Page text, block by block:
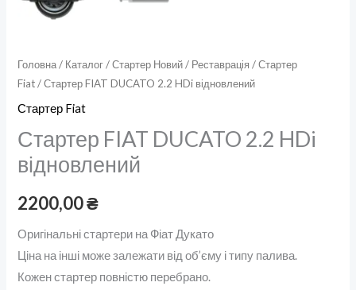
Головна/ Каталог/Стартер Новий / Реставрація /Стартер
Fiat/ Стартер FIAT DUCATO 2.2 HDi відновлений
Стартер Fiat
Стартер FIAT DUCATO 2.2 HDi
відновлений
2200,00₴
Оригінальні стартери на Фіат Дукато
Ціна на інші може залежати від об’єму і типу палива.
Кожен стартер повністю перебрано.